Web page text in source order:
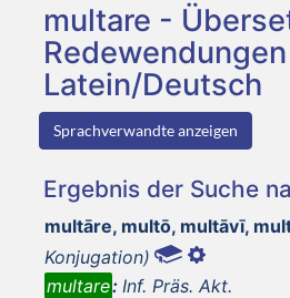
multare -
Redewendungen
Latein/Deutsch
Sprachverwandte anzeigen
Ergebnis der Suche
multāre, multō, multāvī,
Konjugation)
multare: Inf. Präs. Akt.